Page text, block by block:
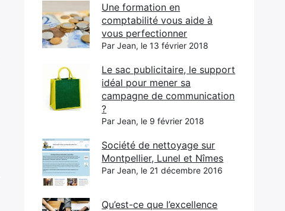
Une formation en
comptabilité vous aide à
vous perfectionner
Par Jean, le 13 février 2018
Le sac publicitaire, le support
idéal pour mener sa
campagne de communication
?
Par Jean, le 9 février 2018
Société de nettoyage sur
Montpellier, Lunel et Nîmes
Par Jean, le 21 décembre 2016
Qu’est-ce que l’excellence